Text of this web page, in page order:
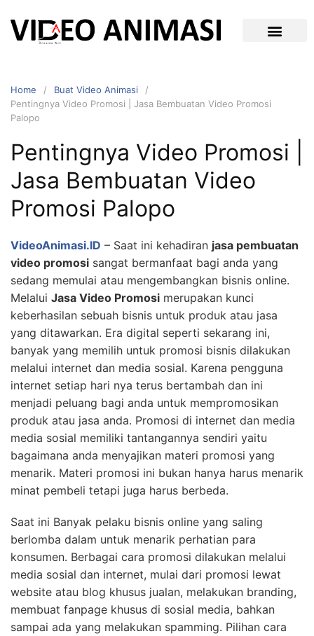
Home
Buat Video Animasi
Pentingnya Video Promosi | Jasa Bembuatan Video Promosi
Palopo
Pentingnya Video Promosi |
Jasa Bembuatan Video
Promosi Palopo
VideoAnimasi.ID – Saat ini kehadiran jasa pembuatan
video promosi sangat bermanfaat bagi anda yang
sedang memulai atau mengembangkan bisnis online.
Melalui Jasa Video Promosi merupakan kunci
keberhasilan sebuah bisnis untuk produk atau jasa
yang ditawarkan. Era digital seperti sekarang ini,
banyak yang memilih untuk promosi bisnis dilakukan
melalui internet dan media sosial. Karena pengguna
internet setiap hari nya terus bertambah dan ini
menjadi peluang bagi anda untuk mempromosikan
produk atau jasa anda. Promosi di internet dan media
media sosial memiliki tantangannya sendiri yaitu
bagaimana anda menyajikan materi promosi yang
menarik. Materi promosi ini bukan hanya harus menarik
minat pembeli tetapi juga harus berbeda.
Saat ini Banyak pelaku bisnis online yang saling
berlomba dalam untuk menarik perhatian para
konsumen. Berbagai cara promosi dilakukan melalui
media sosial dan internet, mulai dari promosi lewat
website atau blog khusus jualan, melakukan branding,
membuat fanpage khusus di sosial media, bahkan
sampai ada yang melakukan spamming. Pilihan cara